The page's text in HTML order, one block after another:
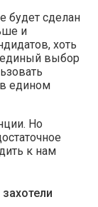
будет сделан
и
хоть
единый выбор
едином
Но
к нам